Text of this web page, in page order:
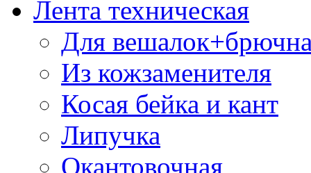
Лента техническая
Для
Из кожзаменителя
Косая бейка и кант
Липучка
Окантовочная